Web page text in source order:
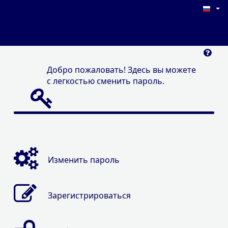
Добро пожаловать! Здесь вы можете
с легкостью сменить пароль.
Изменить пароль
Зарегистрироваться